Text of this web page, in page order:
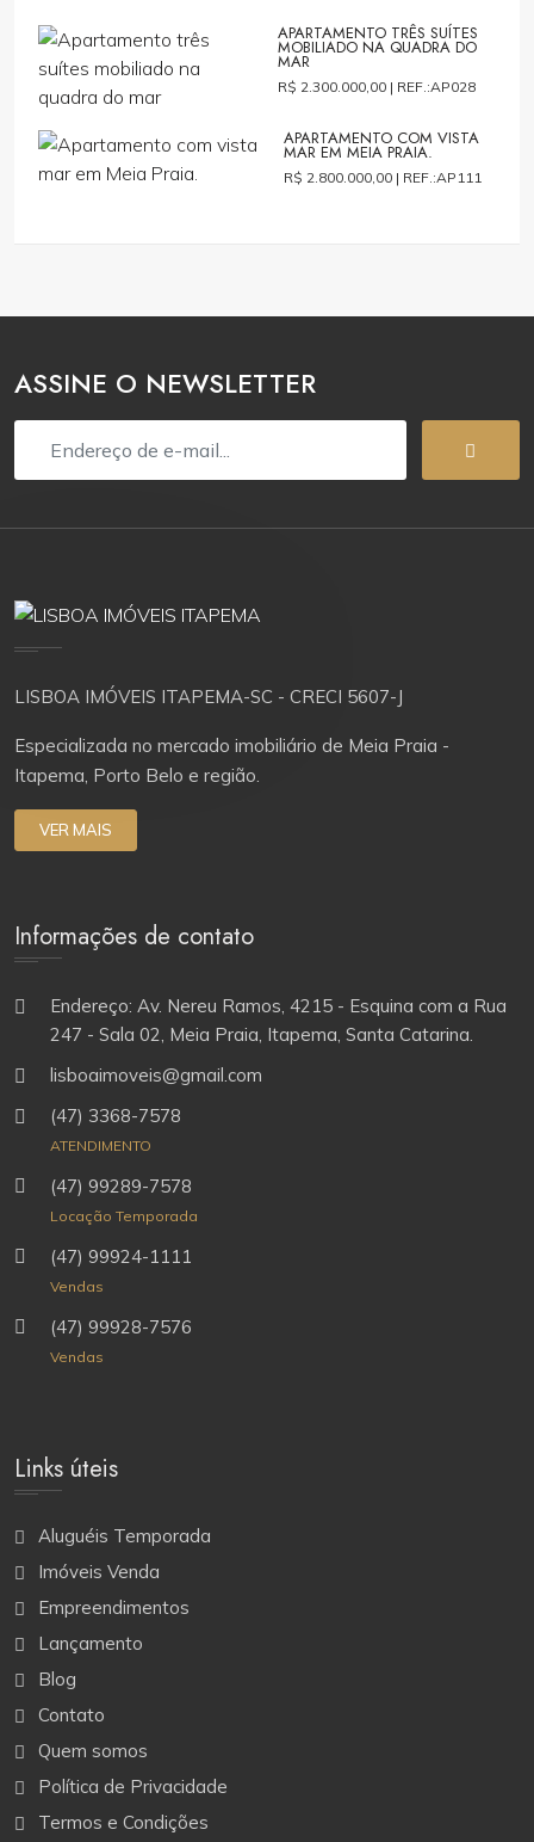
APARTAMENTO TRÊS SUÍTES
MOBILIADO NA QUADRA DO
MAR
R$ 2.300.000,00 | REF.:AP028
APARTAMENTO COM VISTA
MAR EM MEIA PRAIA.
R$ 2.800.000,00 | REF.:AP111
ASSINE O NEWSLETTER
LISBOA IMÓVEIS ITAPEMA-SC - CRECI 5607-J
Especializada no mercado imobiliário de Meia Praia -
Itapema, Porto Belo e região.
VER MAIS
Informações de contato
Endereço: Av. Nereu Ramos, 4215 - Esquina com a Rua
247 - Sala 02, Meia Praia, Itapema, Santa Catarina.
lisboaimoveis@gmail.com
(47) 3368-7578
ATENDIMENTO
(47) 99289-7578
Locação Temporada
(47) 99924-1111
Vendas
(47) 99928-7576
Vendas
Links úteis
Aluguéis Temporada
Imóveis Venda
Empreendimentos
Lançamento
Blog
Contato
Quem somos
Política de Privacidade
Termos e Condições